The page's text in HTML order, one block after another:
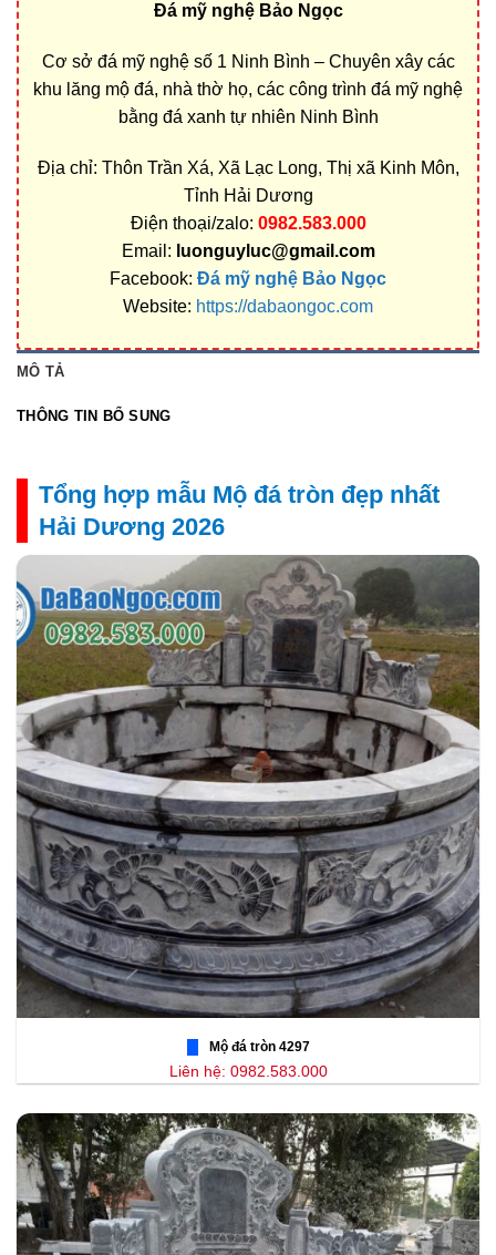
Đá mỹ nghệ Bảo Ngọc
Cơ sở đá mỹ nghệ số 1 Ninh Bình – Chuyên xây các
khu lăng mộ đá, nhà thờ họ, các công trình đá mỹ nghệ
bằng đá xanh tự nhiên Ninh Bình
Địa chỉ: Thôn Trần Xá, Xã Lạc Long, Thị xã Kinh Môn,
Tỉnh Hải Dương
Điện thoại/zalo: 0982.583.000
Email: luonguyluc@gmail.com
Facebook: Đá mỹ nghệ Bảo Ngọc
Website: https://dabaongoc.com
MÔ TẢ
THÔNG TIN BỔ SUNG
Tổng hợp mẫu Mộ đá tròn đẹp nhất
Hải Dương 2026
Mộ đá tròn 4297
Liên hệ: 0982.583.000